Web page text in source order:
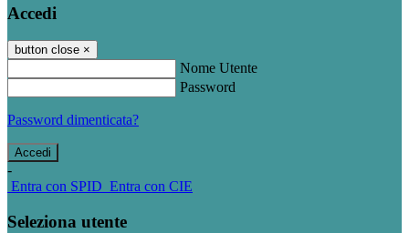
Accedi
button close ×
Nome Utente
Password
Password dimenticata?
-
Entra con SPID Entra con CIE
Seleziona utente